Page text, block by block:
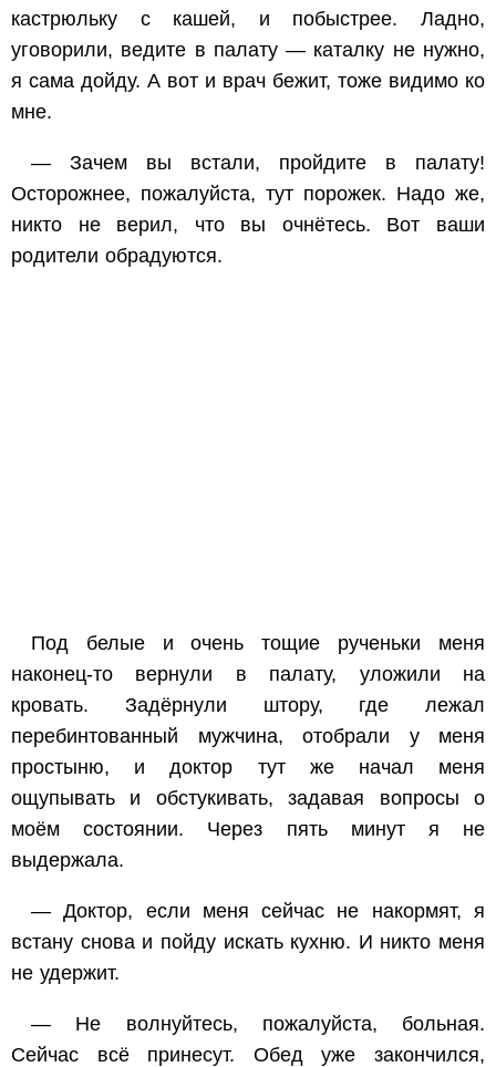
кастрюльку с кашей, и побыстрее. Ладно,
уговорили, ведите в палату — каталку не нужно,
я сама дойду. А вот и врач бежит, тоже видимо ко
мне.
— Зачем вы встали, пройдите в палату!
Осторожнее, пожалуйста, тут порожек. Надо же,
никто не верил, что вы очнётесь. Вот ваши
родители обрадуются.
Под белые и очень тощие рученьки меня
наконец-то вернули в палату, уложили на
кровать. Задёрнули штору, где лежал
перебинтованный мужчина, отобрали у меня
простыню, и доктор тут же начал меня
ощупывать и обстукивать, задавая вопросы о
моём состоянии. Через пять минут я не
выдержала.
— Доктор, если меня сейчас не накормят, я
встану снова и пойду искать кухню. И никто меня
не удержит.
— Не волнуйтесь, пожалуйста, больная.
Сейчас всё принесут. Обед уже закончился,